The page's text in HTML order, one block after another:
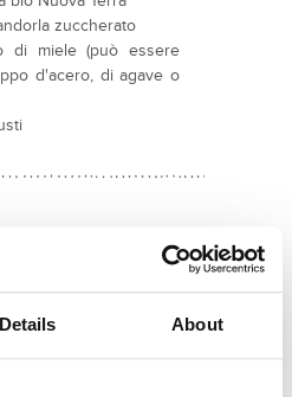
Details About
zuccherato
di miele (può essere
d'acero, di agave o
la caratteristica di riuscire
volte il loro peso in acqua